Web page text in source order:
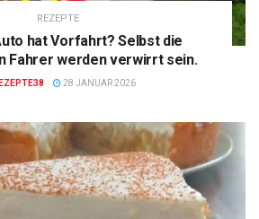
REZEPTE
hat Vorfahrt? Selbst die
Fahrer werden verwirrt sein.
28 JANUAR 2026